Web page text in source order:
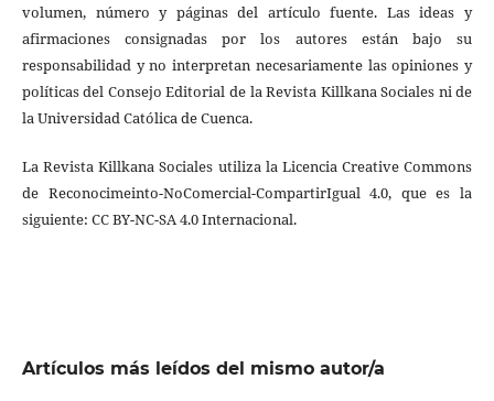
volumen, número y páginas del artículo fuente. Las ideas y
afirmaciones consignadas por los autores están bajo su
responsabilidad y no interpretan necesariamente las opiniones y
políticas del Consejo Editorial de la Revista Killkana Sociales ni de
la Universidad Católica de Cuenca.
La Revista Killkana Sociales utiliza la Licencia Creative Commons
de Reconocimeinto-NoComercial-CompartirIgual 4.0, que es la
siguiente: CC BY-NC-SA 4.0 Internacional.
Artículos más leídos del mismo autor/a